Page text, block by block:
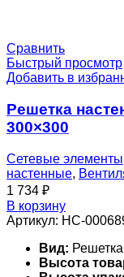
Сравнить
Быстрый просмотр
Добавить в
Решетка
300×300
Сетевые элементы
настенные,
1 734 ₽
В корзину
Артикул: НС-
Вид:
Высота